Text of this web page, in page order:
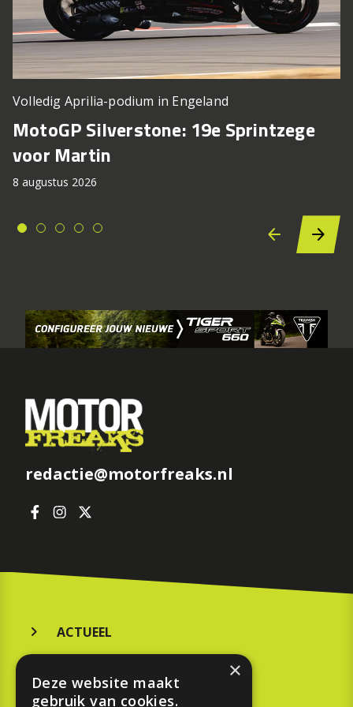
Volledig Aprilia-podium in Engeland
MotoGP Silverstone: 19e Sprintzege
voor Martin
8 augustus 2026
redactie@motorfreaks.nl
ACTUEEL
KOOPGIDS
×
Deze website maakt
gebruik van cookies.